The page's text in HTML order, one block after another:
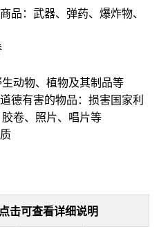
品：武器、弹药、爆炸物、
动物、植物及其制品等
德有害的物品：损害国家利
卷、照片、唱片等
击可查看详细说明